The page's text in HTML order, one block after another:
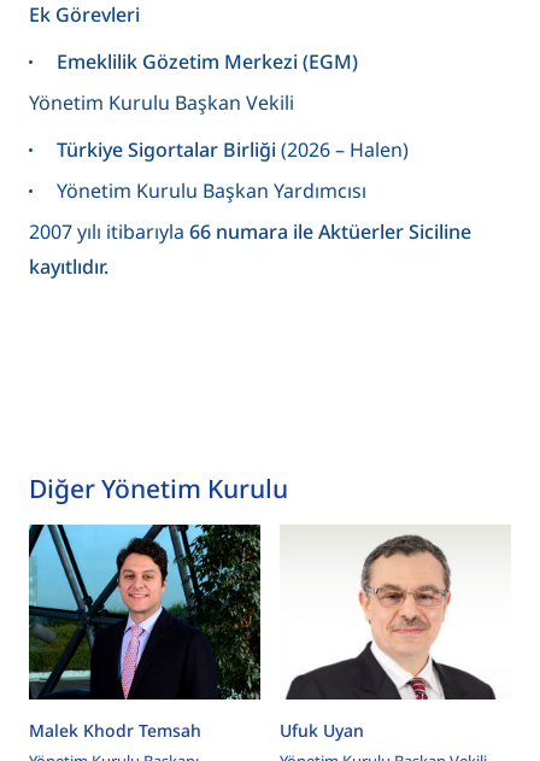
Ek Görevleri
Emeklilik Gözetim Merkezi (EGM)
Yönetim Kurulu Başkan Vekili
Türkiye Sigortalar Birliği (2026 – Halen)
Yönetim Kurulu Başkan Yardımcısı
2007 yılı itibarıyla 66 numara ile Aktüerler Siciline
kayıtlıdır.
Diğer Yönetim Kurulu
Malek Khodr Temsah Ufuk Uyan